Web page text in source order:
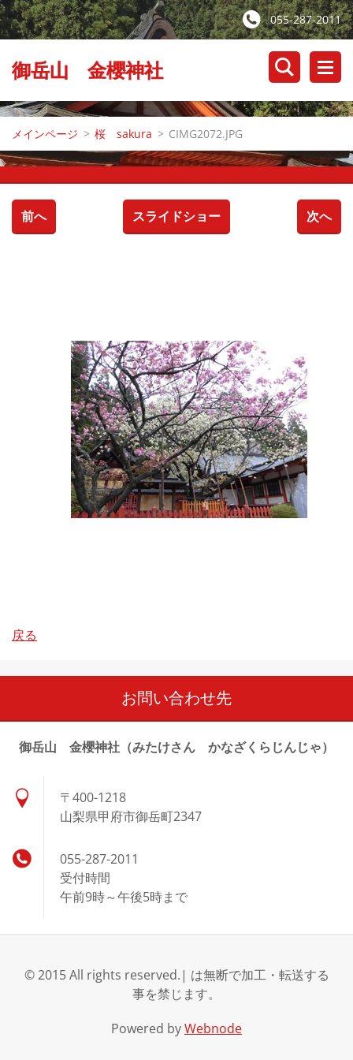
055-287-2011
御岳山 金櫻神社
メインページ > 桜 sakura > CIMG2072.JPG
前へ スライドショー 次へ
戻る
お問い合わせ先
御岳山 金櫻神社（みたけさん かなざくらじんじゃ）
〒400-1218
山梨県甲府市御岳町2347
055-287-2011
受付時間
午前9時～午後5時まで
© 2015 All rights reserved.| は無断で加工・転送する
事を禁じます。
Powered byWebnode